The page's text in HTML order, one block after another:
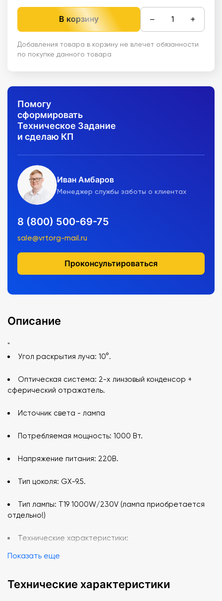
В корзину − +
Добавления товара в корзину не влечет обязанности
по покупке данного товара
Помогу
сформировать
Техническое Задание
и сделаю КП
Иван Амбаров
Менеджер службы заботы о клиентах
8 (800) 500-69-75
sale@vrtorg-mail.ru
Проконсультироваться
Описание
"
Угол раскрытия луча: 10°.
Оптическая система: 2-х линзовый конденсор +
сферический отражатель.
Источник света - лампа
Потребляемая мощность: 1000 Вт.
Напряжение питания: 220В.
Тип цоколя: GX-9.5.
Тип лампы: T19 1000W/230V (лампа приобретается
отдельно!)
Технические характеристики:
Охлаждение прибора: принудительное.
Рабочее положение: горизонтально +/- 45°.
Показать еще
Технические характеристики